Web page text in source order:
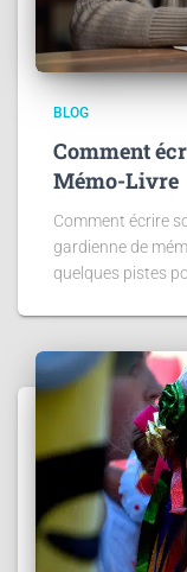
BLOG
Comment
Mémo-Livre
Comment écrire
gardienne de
quelques pistes